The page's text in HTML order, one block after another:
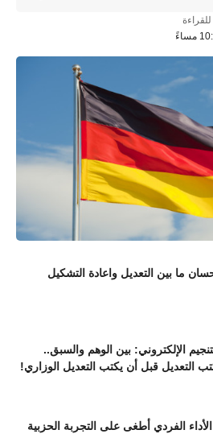
ما بين التعديل واعادة التشكيل
الإلكتروني: بين الوهم والسبق..
التعديل قبل أن يكتب التعديل الوزاري!
الفردي أطغى على التجربة الحزبية